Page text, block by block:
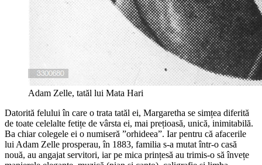
Adam Zelle, tatăl lui Mata Hari
Datorită felului în care o trata tatăl ei, Margaretha se simțea diferită
de toate celelalte fetițe de vârsta ei, mai prețioasă, unică, inimitabilă.
Ba chiar colegele ei o numiseră ”orhideea”. Iar pentru că afacerile
lui Adam Zelle prosperau, în 1883, familia s-a mutat într-o casă
nouă, au angajat servitori, iar pe mica prințesă au trimis-o să învețe